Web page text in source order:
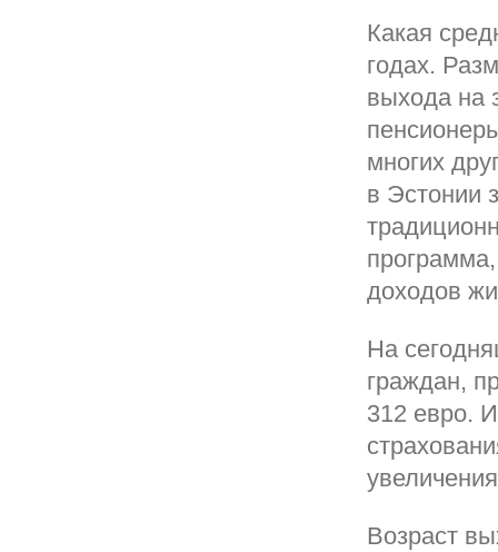
Какая
годах.
выхода на
многих
в Эстонии
доходов
На
граждан,
312 евро.
Возраст